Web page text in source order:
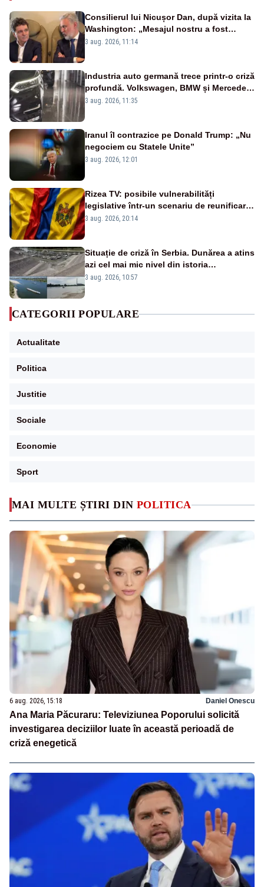
MAI MULTE ȘTIRI DIN POLITICA
6 aug. 2026, 15:18 Daniel Onescu
Ana Maria Păcuraru: Televiziunea Poporului solicită
investigarea deciziilor luate în această perioadă de
criză enegetică
Consilierul lui Nicușor Dan, după vizita la
Washington: „Mesajul nostru a fost
simplu - România stă alături de Statele
3 aug. 2026, 11:14
Industria auto germană trece printr-o criză
profundă. Volkswagen, BMW și Mercedes
reduc mii de posturi
3 aug. 2026, 11:35
Iranul îl contrazice pe Donald Trump: „Nu
negociem cu Statele Unite”
3 aug. 2026, 12:01
Rizea TV: posibile vulnerabilități
legislative într-un scenariu de reunificare
România–Republica Moldova
3 aug. 2026, 20:14
Situație de criză în Serbia. Dunărea a atins
azi cel mai mic nivel din istoria
măsurătorilor. Se prefigurează restricții
3 aug. 2026, 10:57
CATEGORII POPULARE
Actualitate
Politica
Justitie
Sociale
Economie
Sport